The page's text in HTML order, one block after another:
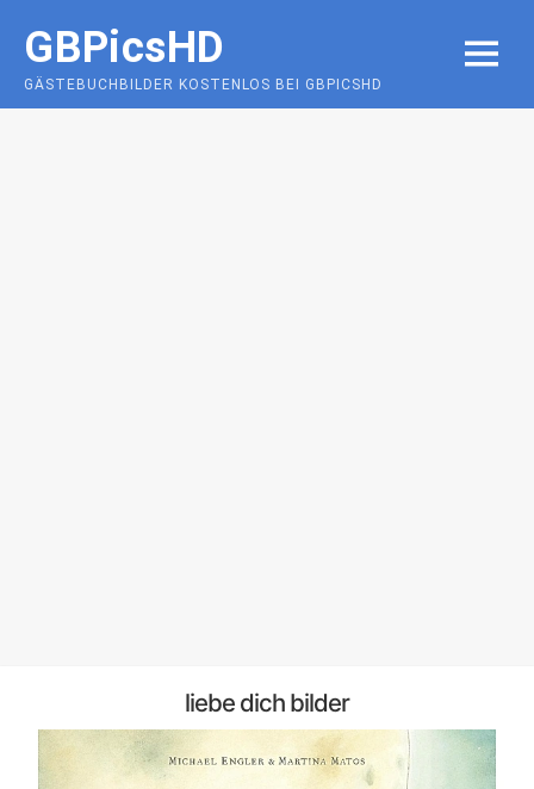
content
GBPicsHD
GÄSTEBUCHBILDER KOSTENLOS BEI GBPICSHD
MENU
liebe dich bilder